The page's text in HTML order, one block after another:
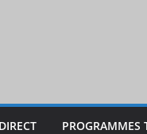
DIRECT PROGRAMMES